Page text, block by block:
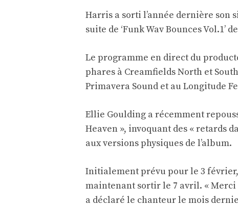
Harris a sorti l’année dernière son
suite de ‘Funk Wav Bounces Vol.1’
Le programme en direct du
phares à Creamfields North et
Primavera Sound et au Longitude
Ellie Goulding a récemment
Heaven », invoquant des « retards
aux versions physiques de l’album.
Initialement prévu pour le 3
maintenant sortir le 7 avril. « Merci
a déclaré le chanteur le mois